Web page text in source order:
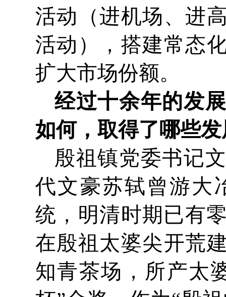
活动（进机场、进
活动），搭建常态
扩大市场份额。
经过十余年的发
如何，取得了哪些
殷祖镇党委书记
代文豪苏轼曾游大
统，明清时期已有
在殷祖太婆尖开荒
知青茶场，所产太